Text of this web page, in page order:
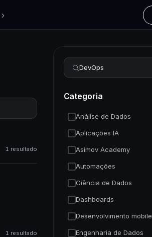
1 resultado
1 resultado
Refinar busca
Categoria
Análise de Dados
Aplicações IA
Asimov Academy
Automações
Ciência de Dados
Dashboards
Desenvolvimento mobile
Engenharia de Dados